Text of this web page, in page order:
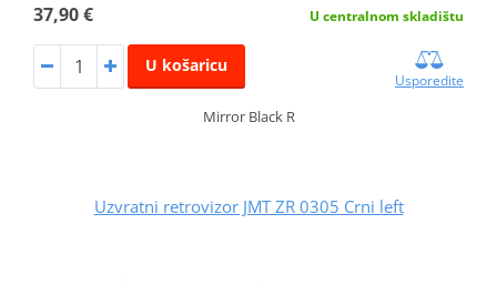
37,90 € U centralnom skladištu
U košaricu
Usporedite
Mirror Black R
Uzvratni retrovizor JMT ZR 0305 Crni left